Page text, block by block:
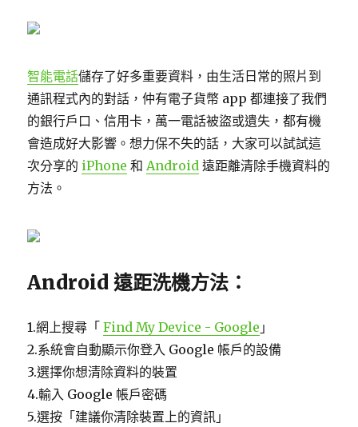
智能電話儲存了好多重要資料，由生活日常的照片到
通訊程式內的對話，仲有電子貨幣 app 都連接了我們
的銀行戶口、信用卡，萬一電話被盜或遺失，都有機
會造成好大影響。想力保不失的話，大家可以試試這
次分享的 iPhone 和Android 遠距離清除手機資料的
方法。
Android 遠距洗機方法：
1.網上搜尋「Find My Device - Google 」
2.系統會自動顯示你登入 Google 帳戶的設備
3.選擇你想清除資料的裝置
4.輸入 Google 帳戶密碼
5.選按「建議你清除裝置上的資訊」